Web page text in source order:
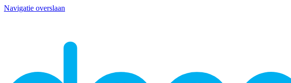
Navigatie overslaan